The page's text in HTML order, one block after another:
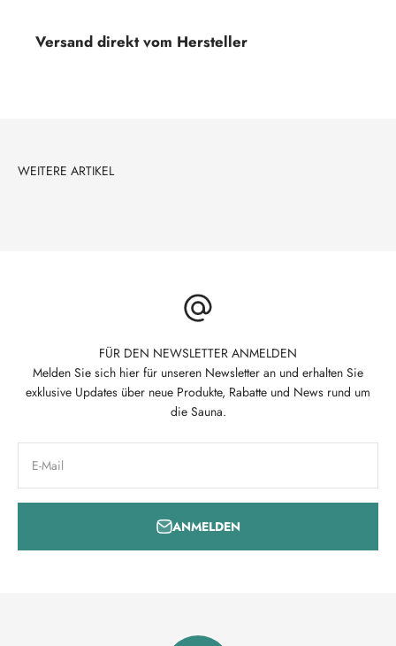
Versand direkt vom Hersteller
FÜR DEN NEWSLETTER ANMELDEN
Melden Sie sich hier für unseren Newsletter an und erhalten Sie
exklusive Updates über neue Produkte, Rabatte und News rund um
die Sauna.
E-Mail
ANMELDEN